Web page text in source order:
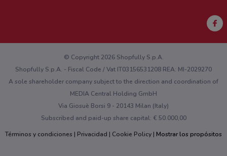
¿Encontraste un problema en la web o en la aplicación?
© Copyright 2026 Shopfully S.p.A.
Shopfully S.p.A. - Fiscal Code / Vat IT03156531208 REA: MI-2029270
A sole shareholder company subject to the direction and coordination of
MEDIA Central Holding GmbH
Via Giosuè Borsi 9 - 20143 Milan (Italy)
Subscribed and paid-up share capital: € 50.000,00
Términos y condiciones
Privacidad Cookie Policy Mostrar los propósitos